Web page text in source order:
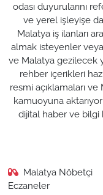
odası duyurularını
ve yerel işleyişe
Malatya iş ilanları
almak isteyenler
ve Malatya gezilecek
rehber içerikleri
resmi açıklamaları
kamuoyuna
dijital haber ve bilgi
Malatya Nöbetçi
Eczaneler